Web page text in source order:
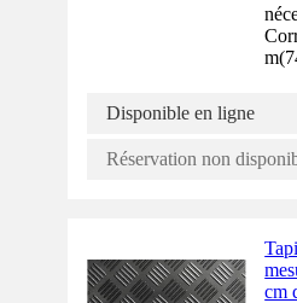
m(
Disponible en ligne
Réservation non
cm